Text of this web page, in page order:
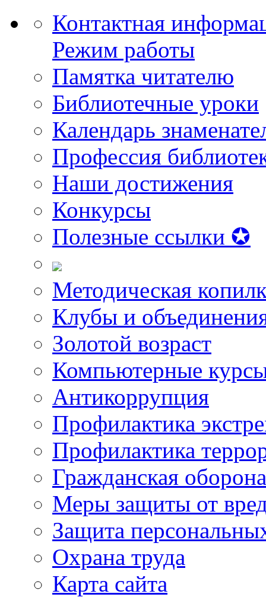
Контактная
Режим работы
Памятка читателю
Библиотечные уроки
Календарь
Профессия
Наши достижения
Конкурсы
Полезные ссылки ✪
Методическая
Клубы и
Золотой возраст
Компьютерные
Антикоррупция
Профилактика
Профилактика
Гражданская оборона
Меры защиты от
Защита
Охрана труда
Карта сайта